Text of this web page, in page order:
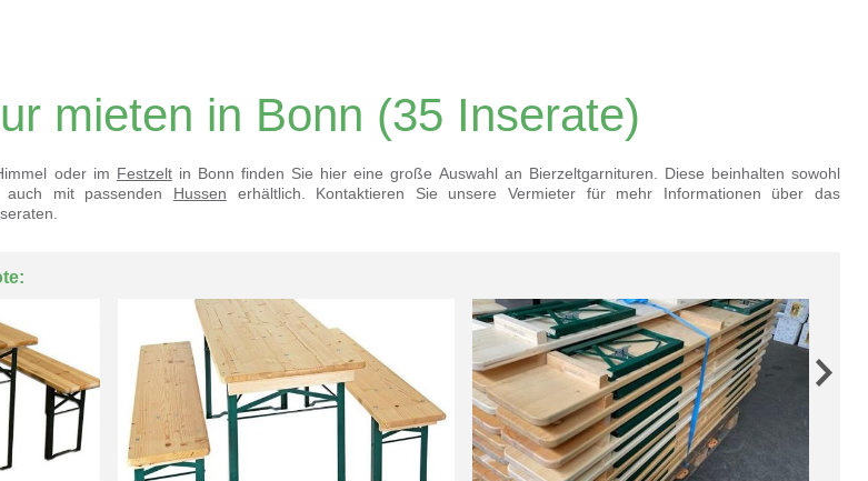
mieten in Bonn (35 Inserate)
oder im Festzeltin Bonn finden Sie hier eine große Auswahl an Bierzeltgarnituren. Diese beinhalten sowohl
auch mit passenden
Hussen erhältlich. Kontaktieren Sie unsere Vermieter für mehr Informationen über das